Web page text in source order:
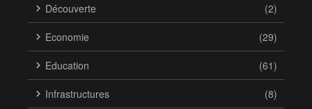
Découverte (2)
Economie (29)
Education (61)
Infrastructures (8)